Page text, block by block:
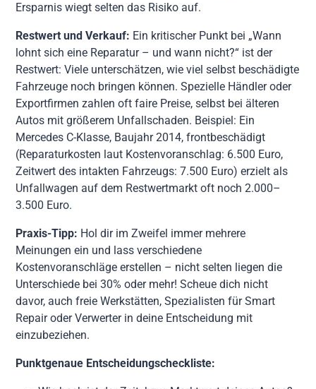
Ersparnis wiegt selten das Risiko auf.
Restwert und Verkauf: Ein kritischer Punkt bei „Wann
lohnt sich eine Reparatur – und wann nicht?“ ist der
Restwert: Viele unterschätzen, wie viel selbst beschädigte
Fahrzeuge noch bringen können. Spezielle Händler oder
Exportfirmen zahlen oft faire Preise, selbst bei älteren
Autos mit größerem Unfallschaden. Beispiel: Ein
Mercedes C-Klasse, Baujahr 2014, frontbeschädigt
(Reparaturkosten laut Kostenvoranschlag: 6.500 Euro,
Zeitwert des intakten Fahrzeugs: 7.500 Euro) erzielt als
Unfallwagen auf dem Restwertmarkt oft noch 2.000–
3.500 Euro.
Praxis-Tipp: Hol dir im Zweifel immer mehrere
Meinungen ein und lass verschiedene
Kostenvoranschläge erstellen – nicht selten liegen die
Unterschiede bei 30% oder mehr! Scheue dich nicht
davor, auch freie Werkstätten, Spezialisten für Smart
Repair oder Verwerter in deine Entscheidung mit
einzubeziehen.
Punktgenaue Entscheidungscheckliste: